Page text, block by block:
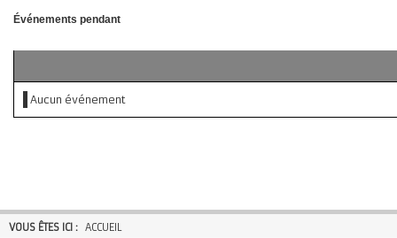
Événements pendant
Aucun événement
VOUS ÊTES ICI : ACCUEIL